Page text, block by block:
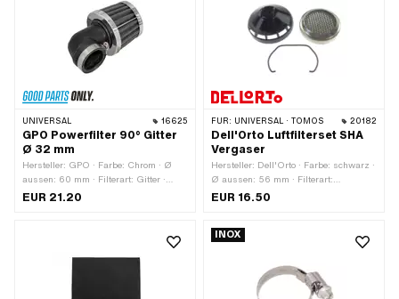
UNIVERSAL 16625
GPO Powerfilter 90° Gitter
Ø 32 mm
Hersteller: GPO · Farbe: Chrom · Ø
aussen: 60 mm · Filterart: Gitter ·
Befestigungsart: Steckverbindung
° · Getarnt: Nein · Anwendungsbereich:
EUR 21.20
FÜR: UNIVERSAL · TOMOS 20182
Dell'Orto Luftfilterset SHA
Vergaser
Hersteller: Dell'Orto · Farbe: schwarz ·
Ø aussen: 56 mm · Filterart:
Standardsieb · Befestigungsart:
Anwendungsbereich: Tuning
EUR 16.50
INOX